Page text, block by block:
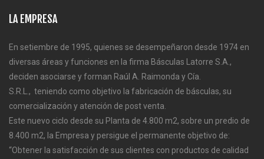
LA EMPRESA
En setiembre de 1995, quienes se desempeñaron desde 1974 en
diversas áreas y funciones en la firma Básculas Latorre S.A.,
deciden asociarse y forman Raúl A. Raimonda y Cía.
S.R.L., teniendo como objetivo la fabricación de básculas, su
comercialización y atención de post venta.
Este nuevo ciclo desde su Planta de 4.800 m2, sobre un predio de
8.400 m2, la Empresa y persigue el permanente objetivo de:
“Obtener la satisfacción de sus clientes con productos de calidad